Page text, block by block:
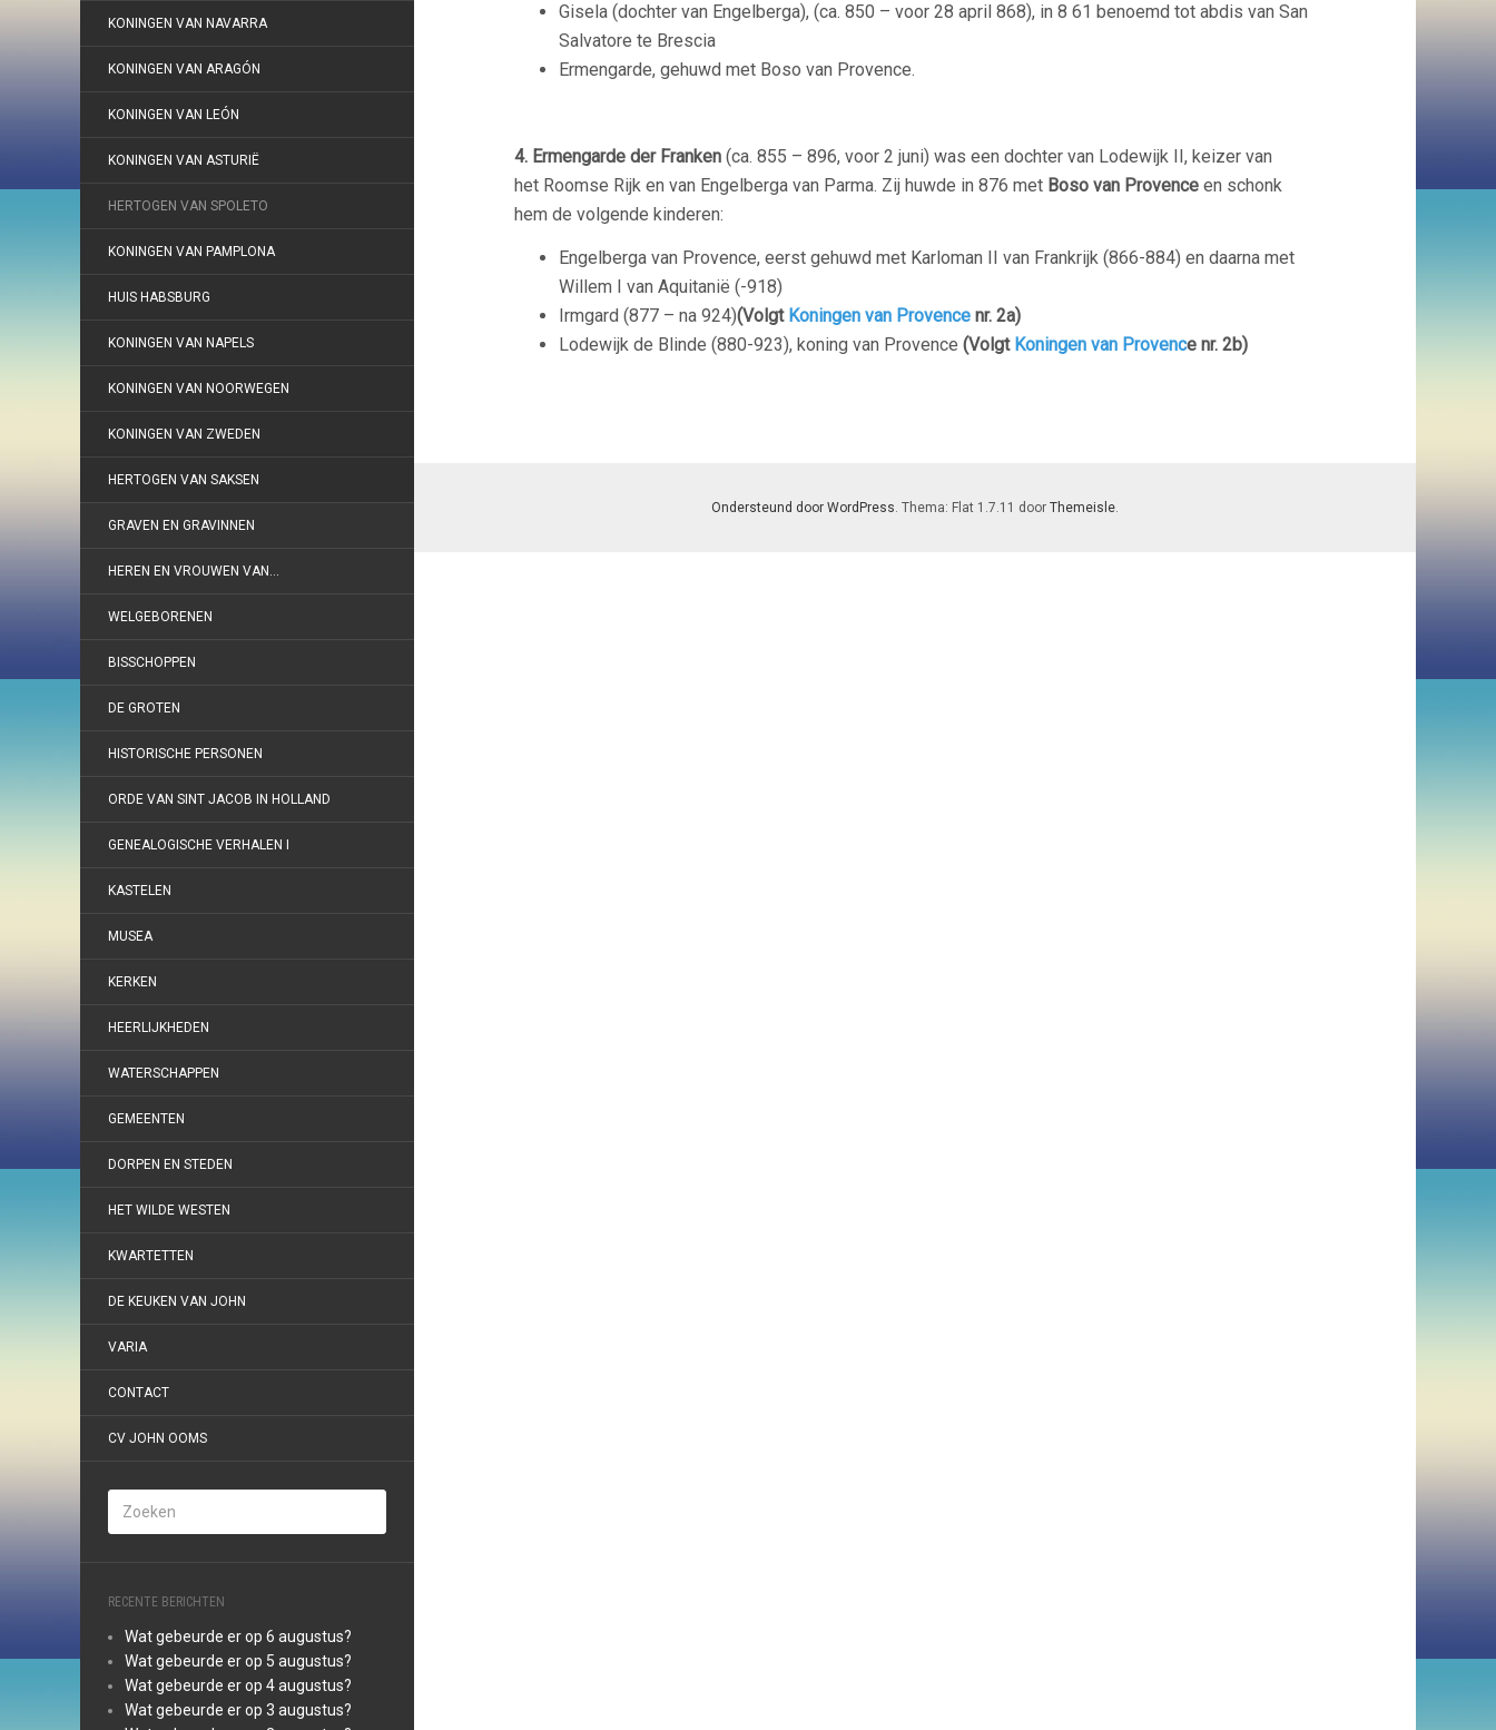
KONINGEN VAN NAVARRA
KONINGEN VAN ARAGÓN
KONINGEN VAN LEÓN
KONINGEN VAN ASTURIË
HERTOGEN VAN SPOLETO
KONINGEN VAN PAMPLONA
HUIS HABSBURG
KONINGEN VAN NAPELS
KONINGEN VAN NOORWEGEN
KONINGEN VAN ZWEDEN
HERTOGEN VAN SAKSEN
GRAVEN EN GRAVINNEN
HEREN EN VROUWEN VAN…
WELGEBORENEN
BISSCHOPPEN
DE GROTEN
HISTORISCHE PERSONEN
ORDE VAN SINT JACOB IN HOLLAND
GENEALOGISCHE VERHALEN I
KASTELEN
MUSEA
KERKEN
HEERLIJKHEDEN
WATERSCHAPPEN
GEMEENTEN
DORPEN EN STEDEN
HET WILDE WESTEN
KWARTETTEN
DE KEUKEN VAN JOHN
VARIA
CONTACT
CV JOHN OOMS
RECENTE BERICHTEN
Wat gebeurde er op 6 augustus?
Wat gebeurde er op 5 augustus?
Wat gebeurde er op 4 augustus?
Wat gebeurde er op 3 augustus?
Gisela (dochter van Engelberga), (ca. 850 – voor 28 april 868), in 8 61 benoemd tot abdis van San
Salvatore te Brescia
Ermengarde, gehuwd met Boso van Provence.
4. Ermengarde der Franken (ca. 855 – 896, voor 2 juni) was een dochter van Lodewijk II, keizer van
het Roomse Rijk en van Engelberga van Parma. Zij huwde in 876 met Boso van Provence en schonk
hem de volgende kinderen:
Engelberga van Provence, eerst gehuwd met Karloman II van Frankrijk (866-884) en daarna met
Willem I van Aquitanië (-918)
Irmgard (877 – na 924)(Volgt Koningen van Provence nr. 2a)
Lodewijk de Blinde (880-923), koning van Provence (Volgt Koningen van Provence nr. 2b)
Ondersteund door WordPress. Thema: Flat 1.7.11 door Themeisle.